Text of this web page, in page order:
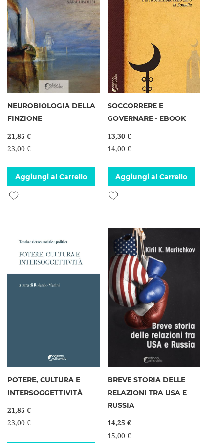
NEUROBIOLOGIA DELLA
FINZIONE
21,85 €
23,00 €
Aggiungi al Carrello
Aggiungi alla lista desideri
SOCCORRERE E
GOVERNARE - EBOOK
13,30 €
14,00 €
Aggiungi al Carrello
Aggiungi alla lista desideri
POTERE, CULTURA E
INTERSOGGETTIVITÀ
21,85 €
23,00 €
BREVE STORIA DELLE
RELAZIONI TRA USA E
RUSSIA
14,25 €
15,00 €